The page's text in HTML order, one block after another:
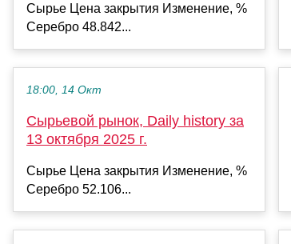
Сырье Цена закрытия Изменение, %
Серебро 48.842...
18:00, 14 Окт
Сырьевой рынок, Daily history за
13 октября 2025 г.
Сырье Цена закрытия Изменение, %
Серебро 52.106...